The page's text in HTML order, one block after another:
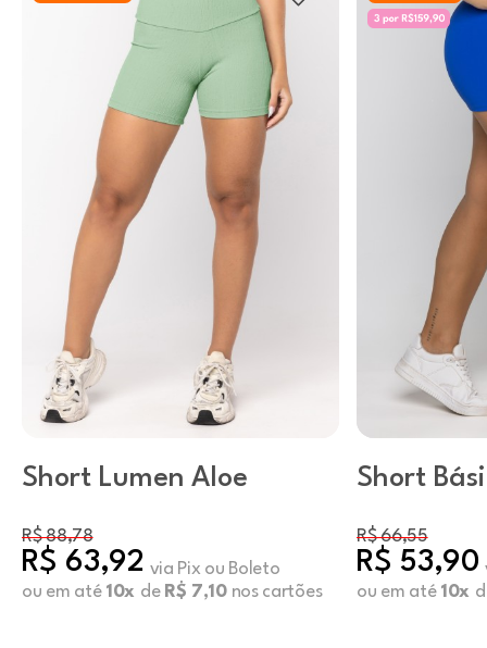
Short Lumen Aloe
R$ 88,78
R$ 63,92 via Pix ou Boleto
ou em até 10x de R$ 7,10nos cartões
Short
R$ 66,55
R$ 53,90
ou em até 10x